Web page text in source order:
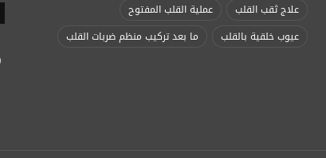
علاج ثقب القلب
عملية القلب المفتوح
عيوب خلقية بالقلب
ما بعد تركيب منظم ضربات القلب